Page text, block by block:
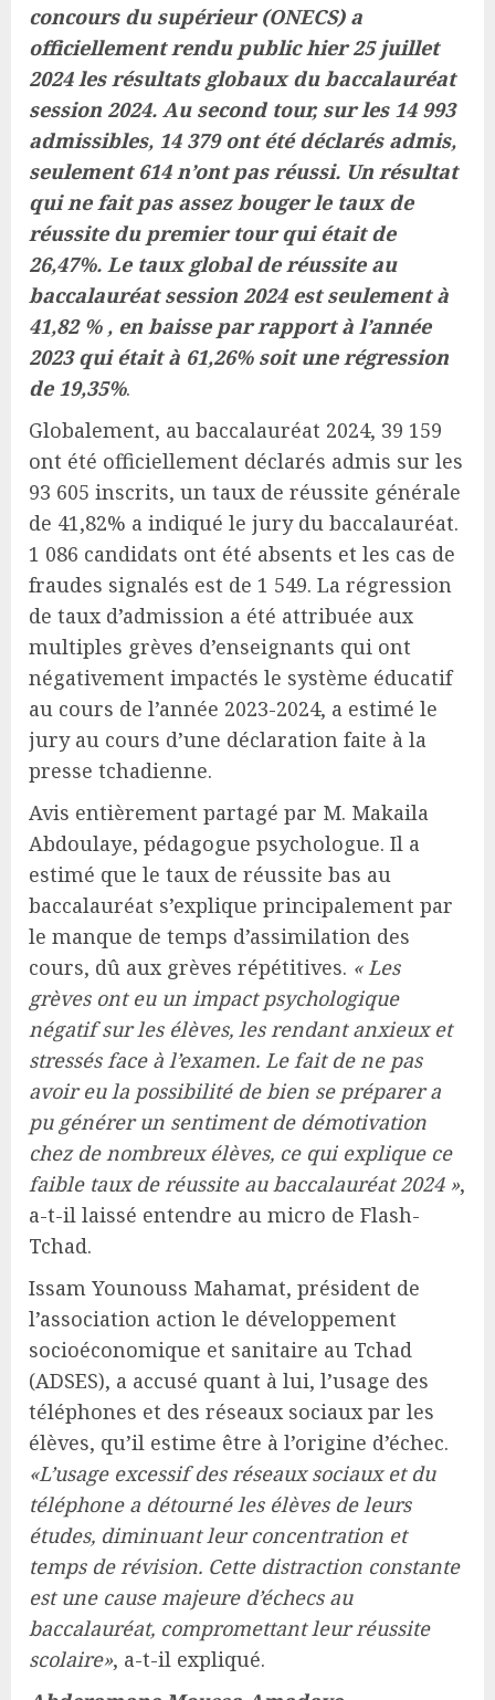
concours du supérieur (ONECS) a
officiellement rendu public hier 25 juillet
2024 les résultats globaux du baccalauréat
session 2024. Au second tour, sur les 14 993
admissibles, 14 379 ont été déclarés admis,
seulement 614 n’ont pas réussi. Un résultat
qui ne fait pas assez bouger le taux de
réussite du premier tour qui était de
26,47%. Le taux global de réussite au
baccalauréat session 2024 est seulement à
41,82 % , en baisse par rapport à l’année
2023 qui était à 61,26% soit une régression
de 19,35%.
Globalement, au baccalauréat 2024, 39 159
ont été officiellement déclarés admis sur les
93 605 inscrits, un taux de réussite générale
de 41,82% a indiqué le jury du baccalauréat.
1 086 candidats ont été absents et les cas de
fraudes signalés est de 1 549. La régression
de taux d’admission a été attribuée aux
multiples grèves d’enseignants qui ont
négativement impactés le système éducatif
au cours de l’année 2023-2024, a estimé le
jury au cours d’une déclaration faite à la
presse tchadienne.
Avis entièrement partagé par M. Makaila
Abdoulaye, pédagogue psychologue. Il a
estimé que le taux de réussite bas au
baccalauréat s’explique principalement par
le manque de temps d’assimilation des
cours, dû aux grèves répétitives. « Les
grèves ont eu un impact psychologique
négatif sur les élèves, les rendant anxieux et
stressés face à l’examen. Le fait de ne pas
avoir eu la possibilité de bien se préparer a
pu générer un sentiment de démotivation
chez de nombreux élèves, ce qui explique ce
faible taux de réussite au baccalauréat 2024 »,
a-t-il laissé entendre au micro de Flash-
Tchad.
Issam Younouss Mahamat, président de
l’association action le développement
socioéconomique et sanitaire au Tchad
(ADSES), a accusé quant à lui, l’usage des
téléphones et des réseaux sociaux par les
élèves, qu’il estime être à l’origine d’échec.
«L’usage excessif des réseaux sociaux et du
téléphone a détourné les élèves de leurs
études, diminuant leur concentration et
temps de révision. Cette distraction constante
est une cause majeure d’échecs au
baccalauréat, compromettant leur réussite
scolaire», a-t-il expliqué.